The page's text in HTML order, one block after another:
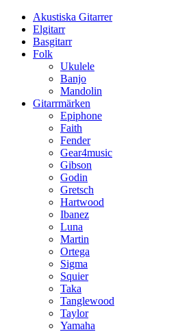
Akustiska Gitarrer
Elgitarr
Basgitarr
Folk
Ukulele
Banjo
Mandolin
Gitarrmärken
Epiphone
Faith
Fender
Gear4music
Gibson
Godin
Gretsch
Hartwood
Ibanez
Luna
Martin
Ortega
Sigma
Squier
Taka
Tanglewood
Taylor
Yamaha